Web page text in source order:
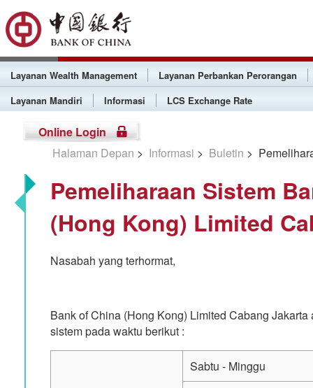
Layanan Wealth Management
Layanan Perbankan Perorangan
Layanan Mandiri
Informasi LCS Exchange Rate
Online Login
Halaman Depan > Informasi > Buletin >
Pemeliharaan Sistem
(Hong Kong) Limited
Nasabah yang terhormat,
Bank of China (Hong Kong) Limited Cabang
sistem pada waktu berikut :
Sabtu - Minggu